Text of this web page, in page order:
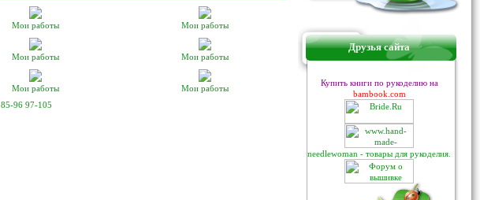
Мои работы Мои работы
Мои работы Мои работы
Мои работы
Мои работы
85-96 97-105
Друзья сайта
Купить книги по рукоделию на
bambook.com
needlewoman - товары для рукоделия.